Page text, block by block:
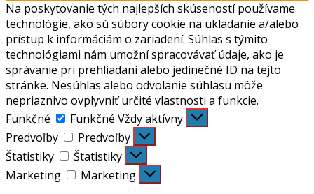
Na poskytovanie tých najlepších skúseností používame
technológie, ako sú súbory cookie na ukladanie a/alebo
prístup k informáciám o zariadení. Súhlas s týmito
technológiami nám umožní spracovávať údaje, ako je
správanie pri prehliadaní alebo jedinečné ID na tejto
stránke. Nesúhlas alebo odvolanie súhlasu môže
nepriaznivo ovplyvniť určité vlastnosti a funkcie.
Funkčné
Funkčné Vždy aktívny
Predvoľby
Predvoľby
Štatistiky
Štatistiky
Marketing
Marketing